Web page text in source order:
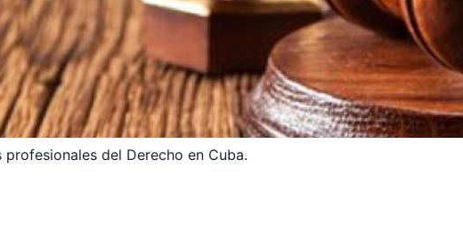
del Derecho en Cuba.